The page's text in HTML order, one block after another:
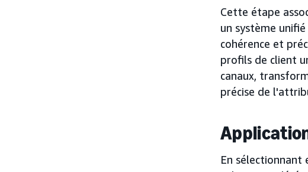
Cette étape
un système
cohérence et
profils de client
canaux,
précise de
En